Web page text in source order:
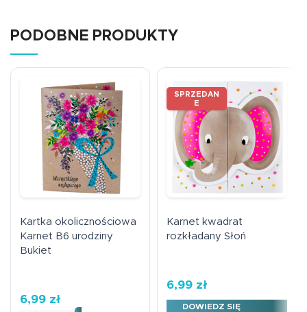
PODOBNE PRODUKTY
Kartka okolicznościowa
Karnet B6 urodziny
Bukiet
6,99 zł
SPRZEDAN
E
Karnet kwadrat
rozkładany Słoń
6,99 zł
DOWIEDZ SIĘ